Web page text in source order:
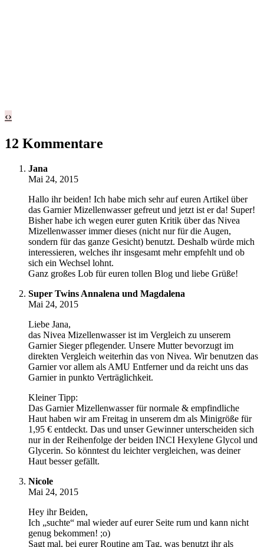
‹›
12 Kommentare
Jana
Mai 24, 2015
Hallo ihr beiden! Ich habe mich sehr auf euren Artikel über
das Garnier Mizellenwasser gefreut und jetzt ist er da! Super!
Bisher habe ich wegen eurer guten Kritik über das Nivea
Mizellenwasser immer dieses (nicht nur für die Augen,
sondern für das ganze Gesicht) benutzt. Deshalb würde mich
interessieren, welches ihr insgesamt mehr empfehlt und ob
sich ein Wechsel lohnt.
Ganz großes Lob für euren tollen Blog und liebe Grüße!
Super Twins Annalena und Magdalena
Mai 24, 2015
Liebe Jana,
das Nivea Mizellenwasser ist im Vergleich zu unserem
Garnier Sieger pflegender. Unsere Mutter bevorzugt im
direkten Vergleich weiterhin das von Nivea. Wir benutzen das
Garnier vor allem als AMU Entferner und da reicht uns das
Garnier in punkto Verträglichkeit.
Kleiner Tipp:
Das Garnier Mizellenwasser für normale & empfindliche
Haut haben wir am Freitag in unserem dm als Minigröße für
1,95 € entdeckt. Das und unser Gewinner unterscheiden sich
nur in der Reihenfolge der beiden INCI Hexylene Glycol und
Glycerin. So könntest du leichter vergleichen, was deiner
Haut besser gefällt.
Nicole
Mai 24, 2015
Hey ihr Beiden,
Ich „suchte“ mal wieder auf eurer Seite rum und kann nicht
genug bekommen! ;o)
Sagt mal, bei eurer Routine am Tag, was benutzt ihr als